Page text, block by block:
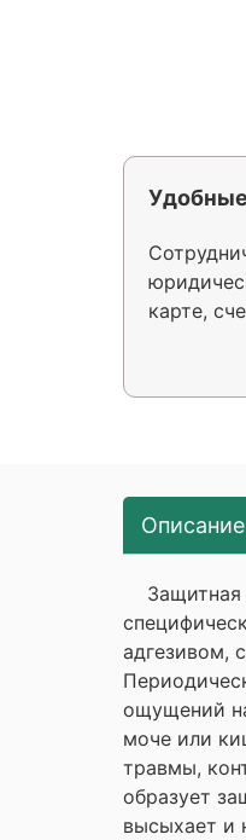
карте,
Описание
Защитная
адгезивом,
ощущений
моче или
травмы,
образует
высыхает и